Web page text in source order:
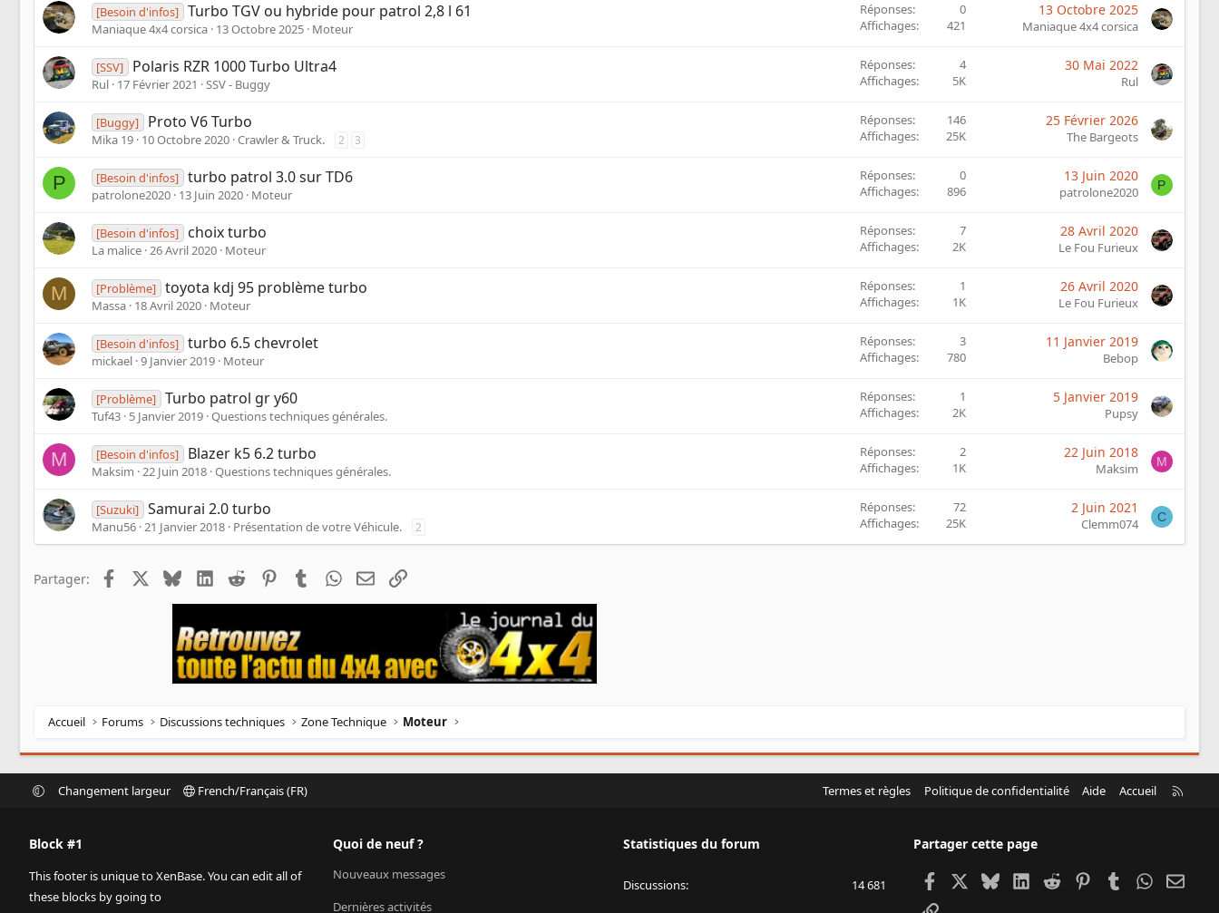
[Besoin d'infos] Turbo TGV ou hybride pour patrol 2,8 l 61
Maniaque 4x4 corsica 13 Octobre 2025 Moteur
Réponses
0
Affichages
421
13 Octobre 2025
Maniaque 4x4 corsica
[SSV] Polaris RZR 1000 Turbo Ultra4
Rul 17 Février 2021 SSV - Buggy
Réponses
4
Affichages
5K
30 Mai 2022
Rul
[Buggy] Proto V6 Turbo
Mika 19 10 Octobre 2020 Crawler & Truck. 2 3
Réponses
146
Affichages
25K
25 Février 2026
The Bargeots
P [Besoin d'infos] turbo patrol 3.0 sur TD6
patrolone2020 13 Juin 2020 Moteur
Réponses
0
Affichages
896
13 Juin 2020
patrolone2020 P
[Besoin d'infos] choix turbo
La malice 26 Avril 2020 Moteur
Réponses
7
Affichages
2K
28 Avril 2020
Le Fou Furieux
M [Problème] toyota kdj 95 problème turbo
Massa 18 Avril 2020 Moteur
Réponses
1
Affichages
1K
26 Avril 2020
Le Fou Furieux
[Besoin d'infos] turbo 6.5 chevrolet
mickael 9 Janvier 2019 Moteur
Réponses
3
Affichages
780
11 Janvier 2019
Bebop
[Problème] Turbo patrol gr y60
Tuf43 5 Janvier 2019 Questions techniques générales.
Réponses
1
Affichages
2K
5 Janvier 2019
Pupsy
M [Besoin d'infos] Blazer k5 6.2 turbo
Maksim 22 Juin 2018 Questions techniques générales.
Réponses
2
Affichages
1K
22 Juin 2018
Maksim M
[Suzuki] Samurai 2.0 turbo
Manu56 21 Janvier 2018 Présentation de votre Véhicule. 2
Réponses
72
Affichages
25K
2 Juin 2021
Clemm074 C
Partager: Facebook BlueskyLinkedIn
Reddit PinterestTumblrWhatsApp
EmailLien
Accueil Forums Discussions techniques Zone Technique Moteur
Changement largeur French/Français (FR) Termes et règles Politique de confidentialité Aide Accueil
Block #1
This footer is unique to XenBase. You can edit all of
these blocks by going to
Quoi de neuf ?
Nouveaux messages
Dernières activités
Statistiques du forum
Discussions 14 681
Partager cette page
Facebook BlueskyLinkedIn
Reddit Pinterest
TumblrWhatsApp
Email